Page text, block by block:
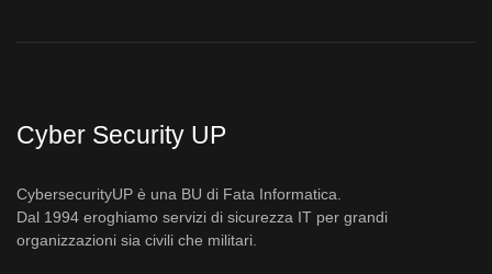
Cyber Security UP
CybersecurityUP è una BU di Fata Informatica.
Dal 1994 eroghiamo servizi di sicurezza IT per grandi
organizzazioni sia civili che militari.